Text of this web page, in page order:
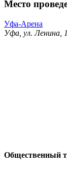
Место
Уфа-Арена
Уфа, ул. Ленина,
Общественный